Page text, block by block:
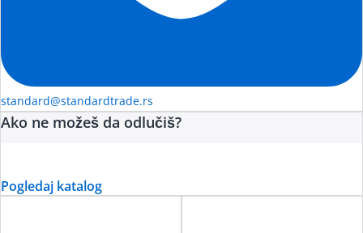
standard@standardtrade.rs
Ako ne možeš da odlučiš?
Pogledaj katalog